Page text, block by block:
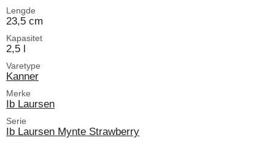
Lengde
23,5 cm
Kapasitet
2,5 l
Varetype
Kanner
Merke
Ib Laursen
Serie
Ib Laursen Mynte Strawberry